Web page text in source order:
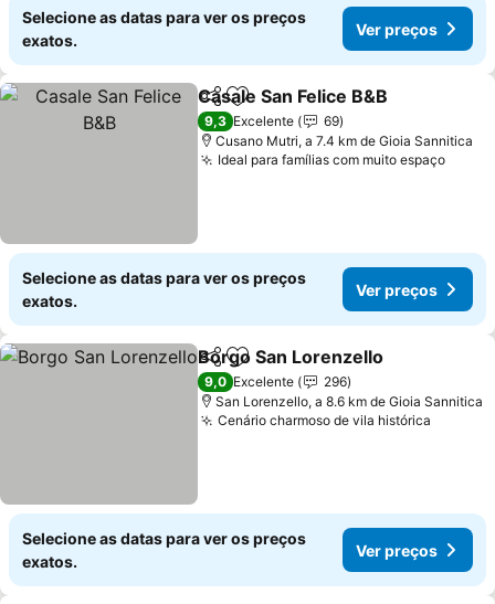
Selecione as datas para ver os preços
exatos.
Ver preços
PartilharAdicionar aos favoritos
Casale San Felice B&B
9,3 Excelente
69
Cusano Mutri, a 7.4 km de Gioia Sannitica
Ideal para famílias com muito espaçoVer
Selecione as datas para ver os preços
exatos.
Ver preços
PartilharAdicionar aos favoritos
Borgo San Lorenzello
9,0 Excelente
296
San Lorenzello, a 8.6 km de Gioia Sannitica
Cenário charmoso de vila histórica
Selecione as datas para ver os preços
exatos.
Ver preços